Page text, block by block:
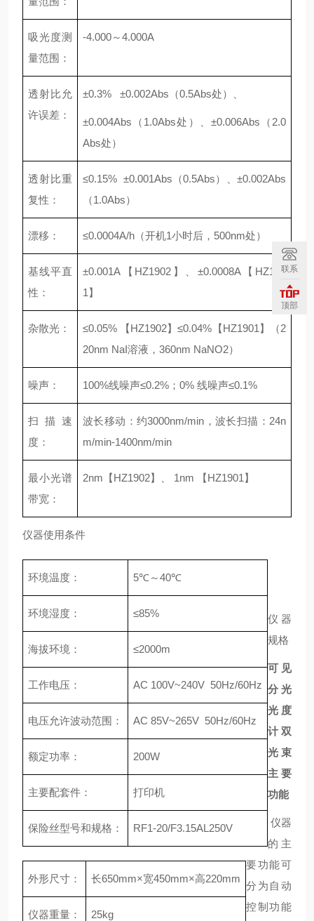
吸光度测
量范围：
-4.000～4.000A
透射比允
许误差：
±0.3% ±0.002Abs（0.5Abs处）、
±0.004Abs（1.0Abs处）、±0.006Abs（2.0
Abs处）
透射比重
复性：
≤0.15% ±0.001Abs（0.5Abs）、±0.002Abs
（1.0Abs）
漂移： ≤0.0004A/h（开机1小时后，500nm处）
基线平直
性：
±0.001A【HZ1902】、±0.0008A【HZ190
1】
杂散光：
≤0.05% 【HZ1902】≤0.04%【HZ1901】（2
20nm NaI溶液，360nm NaNO2）
噪声： 100%线噪声≤0.2%；0% 线噪声≤0.1%
扫描速
度：
波长移动：约3000nm/min，波长扫描：24n
m/min-1400nm/min
最小光谱
带宽：
2nm【HZ1902】、 1nm 【HZ1901】
仪器使用条件
环境温度： 5℃～40℃
环境湿度： ≤85%
海拔环境： ≤2000m
工作电压： AC 100V~240V 50Hz/60Hz
电压允许波动范围： AC 85V~265V 50Hz/60Hz
额定功率： 200W
主要配套件： 打印机
保险丝型号和规格： RF1-20/F3.15AL250V
仪器
规格
外形尺寸： 长650mm×宽450mm×高220mm
仪器重量： 25kg
可见
分光
光度
计双
光束
主要
功能
仪器
的主
要功能可
分为自动
控制功能
联系
顶部